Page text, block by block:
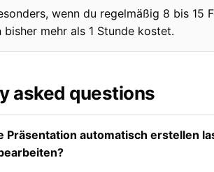
wenn du regelmäßig 8 bis 15
bisher mehr als 1 Stunde kostet.
asked questions
Präsentation automatisch erstellen